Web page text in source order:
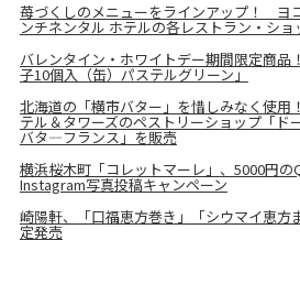
苺づくしのメニューをラインアップ！ ヨ
ンチネンタル ホテルの各レストラン・ショ
バレンタイン・ホワイトデー期間限定商
子10個入（缶）パステルグリーン」
北海道の「横市バター」を惜しみなく使
テル＆タワーズのペストリーショップ「ド
バタ―フランス」を販売
横浜桜木町「コレットマーレ」、5000円の
Instagram写真投稿キャンペーン
崎陽軒、「口福恵方巻き」「シウマイ恵方
定発売